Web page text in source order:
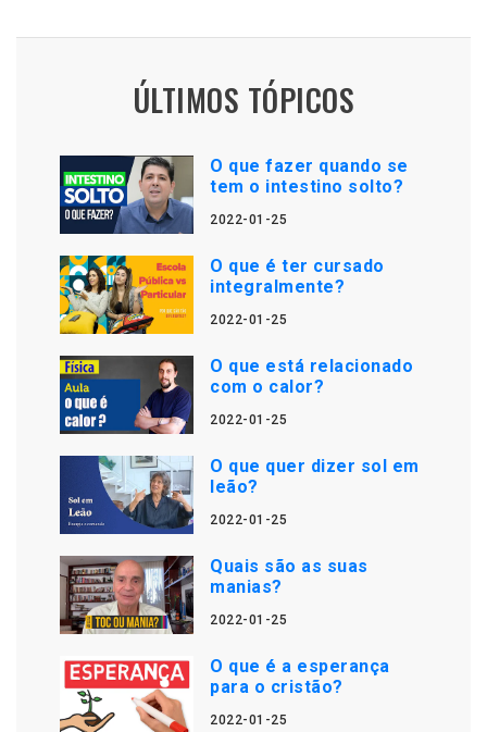
ÚLTIMOS TÓPICOS
O que fazer quando se
tem o intestino solto?
2022-01-25
O que é ter cursado
integralmente?
2022-01-25
O que está relacionado
com o calor?
2022-01-25
O que quer dizer sol em
leão?
2022-01-25
Quais são as suas
manias?
2022-01-25
O que é a esperança
para o cristão?
2022-01-25